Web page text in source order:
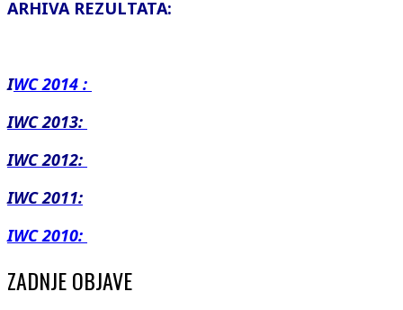
ARHIVA REZULTATA:
IWC 2014 :
IWC 2013:
IWC 2012:
IWC 2011:
IWC 2010:
ZADNJE OBJAVE